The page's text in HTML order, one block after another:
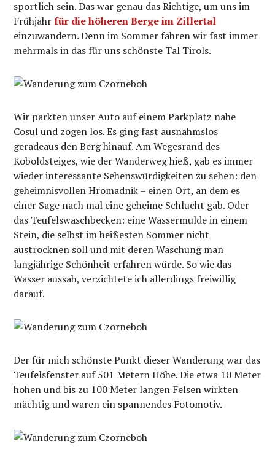
sportlich sein. Das war genau das Richtige, um uns im
Frühjahrfür die höheren Berge im Zillertal
einzuwandern. Denn im Sommer fahren wir fast immer
mehrmals in das für uns schönste Tal Tirols.
Wir parkten unser Auto auf einem Parkplatz nahe
Cosul und zogen los. Es ging fast ausnahmslos
geradeaus den Berg hinauf. Am Wegesrand des
Koboldsteiges, wie der Wanderweg hieß, gab es immer
wieder interessante Sehenswürdigkeiten zu sehen: den
geheimnisvollen Hromadnik – einen Ort, an dem es
einer Sage nach mal eine geheime Schlucht gab. Oder
das Teufelswaschbecken: eine Wassermulde in einem
Stein, die selbst im heißesten Sommer nicht
austrocknen soll und mit deren Waschung man
langjährige Schönheit erfahren würde. So wie das
Wasser aussah, verzichtete ich allerdings freiwillig
darauf.
Der für mich schönste Punkt dieser Wanderung war das
Teufelsfenster auf 501 Metern Höhe. Die etwa 10 Meter
hohen und bis zu 100 Meter langen Felsen wirkten
mächtig und waren ein spannendes Fotomotiv.